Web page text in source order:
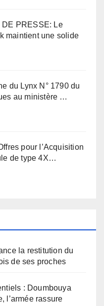
DE PRESSE: Le
maintient une solide
du Lynx N° 1790 du
au ministère …
pour l’Acquisition
de type 4X…
la restitution du
de ses proches
: Doumbouya
l’armée rassure